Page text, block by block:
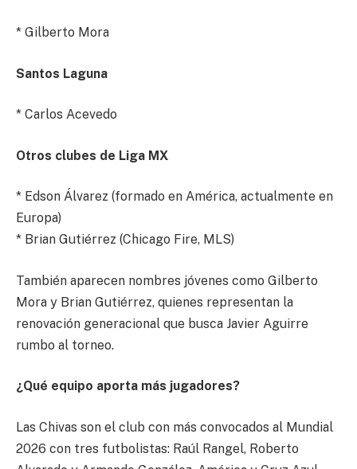
* Gilberto Mora
Santos Laguna
* Carlos Acevedo
Otros clubes de Liga MX
* Edson Álvarez (formado en América, actualmente en
Europa)
* Brian Gutiérrez (Chicago Fire, MLS)
También aparecen nombres jóvenes como Gilberto
Mora y Brian Gutiérrez, quienes representan la
renovación generacional que busca Javier Aguirre
rumbo al torneo.
¿Qué equipo aporta más jugadores?
Las Chivas son el club con más convocados al Mundial
2026 con tres futbolistas: Raúl Rangel, Roberto